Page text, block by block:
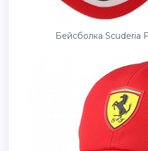
Бейсболка Scuderia